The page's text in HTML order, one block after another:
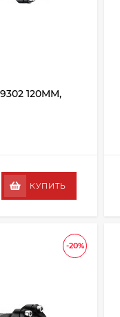
120MM,
КУПИТЬ
-20%